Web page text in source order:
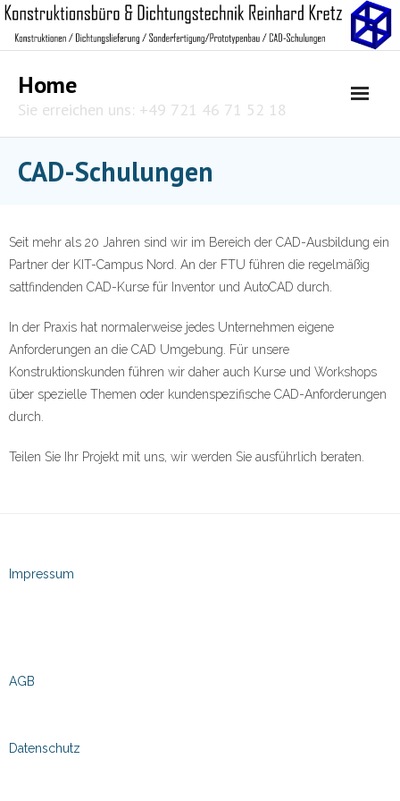
Skip
content
Home
Sie erreichen uns: +49 721 46 71 52 18
CAD-Schulungen
Seit mehr als 20 Jahren sind wir im Bereich der CAD-Ausbildung ein
Partner der KIT-Campus Nord. An der FTU führen die regelmäßig
sattfindenden CAD-Kurse für Inventor und AutoCAD durch.
In der Praxis hat normalerweise jedes Unternehmen eigene
Anforderungen an die CAD Umgebung. Für unsere
Konstruktionskunden führen wir daher auch Kurse und Workshops
über spezielle Themen oder kundenspezifische CAD-Anforderungen
durch.
Teilen Sie Ihr Projekt mit uns, wir werden Sie ausführlich beraten.
Impressum
AGB
Datenschutz